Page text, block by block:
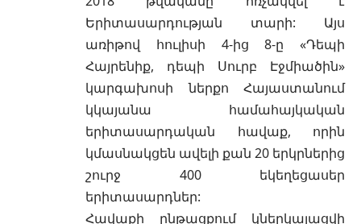
Երիտասարդության տարի: Այս
առիթով հուլիսի 4-ից 8-ը «Դեպի
Հայրենիք, դեպի Սուրբ Էջմիածին»
կարգախոսի ներքո Հայաստանում
կկայանա համահայկական
երիտասարդական հավաք, որին
կմասնակցեն ավելի քան 20 երկրներից
շուրջ 400 եկեղեցասեր
երիտասարդներ:
Հավաքի ընթացքում կներկայացվի